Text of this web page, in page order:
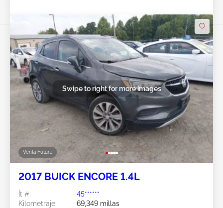
Venta Futura
Swipe to right for more images
2017 BUICK ENCORE 1.4L
Ít #:
45******
Kilometraje:
69,349 millas